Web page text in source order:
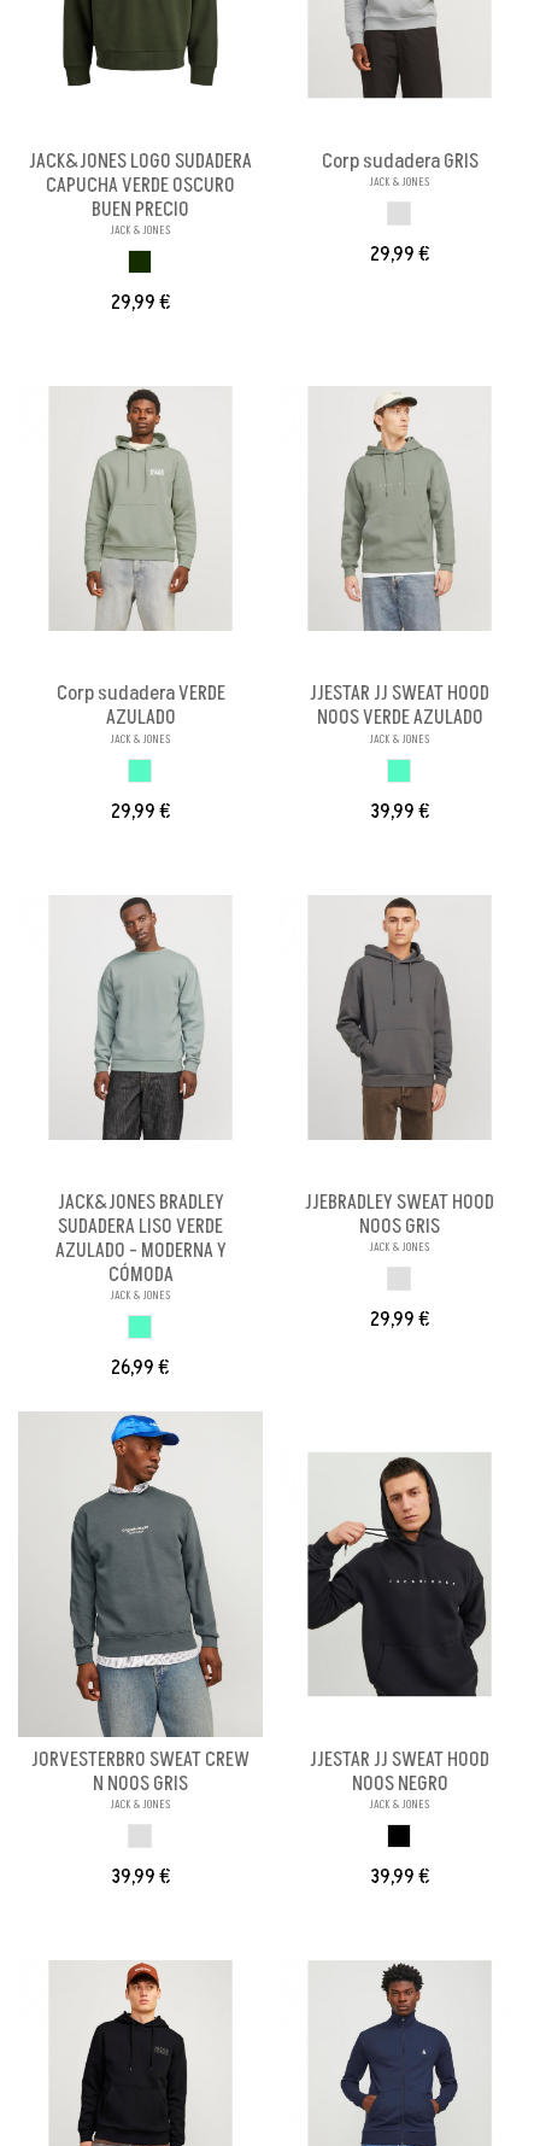
JACK&JONES LOGO SUDADERA
CAPUCHA VERDE OSCURO
BUEN PRECIO
JACK & JONES
29,99 €
Corp sudadera GRIS
JACK & JONES
29,99 €
Corp sudadera VERDE
AZULADO
JACK & JONES
29,99 €
JJESTAR JJ SWEAT HOOD
NOOS VERDE AZULADO
JACK & JONES
39,99 €
JACK&JONES BRADLEY
SUDADERA LISO VERDE
AZULADO - MODERNA Y
CÓMODA
JACK & JONES
26,99 €
JJEBRADLEY SWEAT HOOD
NOOS GRIS
JACK & JONES
29,99 €
JORVESTERBRO SWEAT CREW
N NOOS GRIS
JACK & JONES
39,99 €
JJESTAR JJ SWEAT HOOD
NOOS NEGRO
JACK & JONES
39,99 €